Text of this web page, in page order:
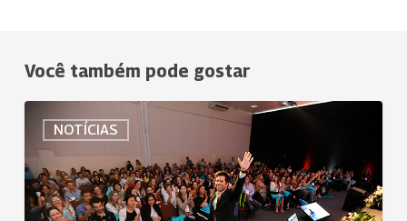
Você também pode gostar
NOTÍCIAS
para
o
maior
congresso